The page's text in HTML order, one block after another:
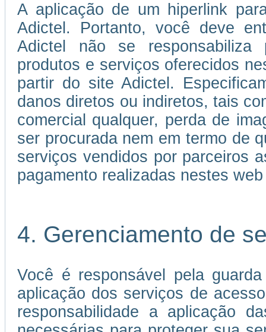
A aplicação de um hiperlink
Adictel. Portanto, você deve
Adictel não se responsabiliza
produtos e serviços oferecidos
partir do site Adictel.
danos diretos ou indiretos, tais
comercial qualquer, perda de
ser procurada nem em termo de
serviços vendidos por parceiros
pagamento realizadas nestes
4. Gerenciamento de
Você é responsável pela
aplicação dos serviços de
responsabilidade a aplicação